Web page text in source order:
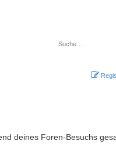
deines Foren-Besuchs